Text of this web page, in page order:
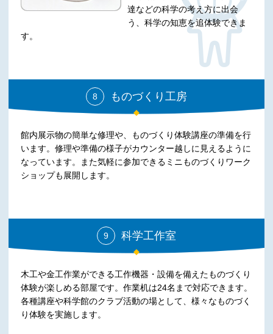
達などの科学の考え方に出会
う、科学の知恵を追体験できま
す。
8 ものづくり工房
館内展示物の簡単な修理や、ものづくり体験講座の準備を行
います。修理や準備の様子がカウンター越しに見えるように
なっています。また気軽に参加できるミニものづくりワーク
ショップも展開します。
9 科学工作室
木工や金工作業ができる工作機器・設備を備えたものづくり
体験が楽しめる部屋です。作業机は24名まで対応できます。
各種講座や科学館のクラブ活動の場として、様々なものづく
り体験を実施します。